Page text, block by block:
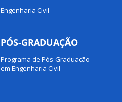
Engenharia Civil
PÓS-GRADUAÇÃO
Programa de Pós-Graduação
em Engenharia Civil